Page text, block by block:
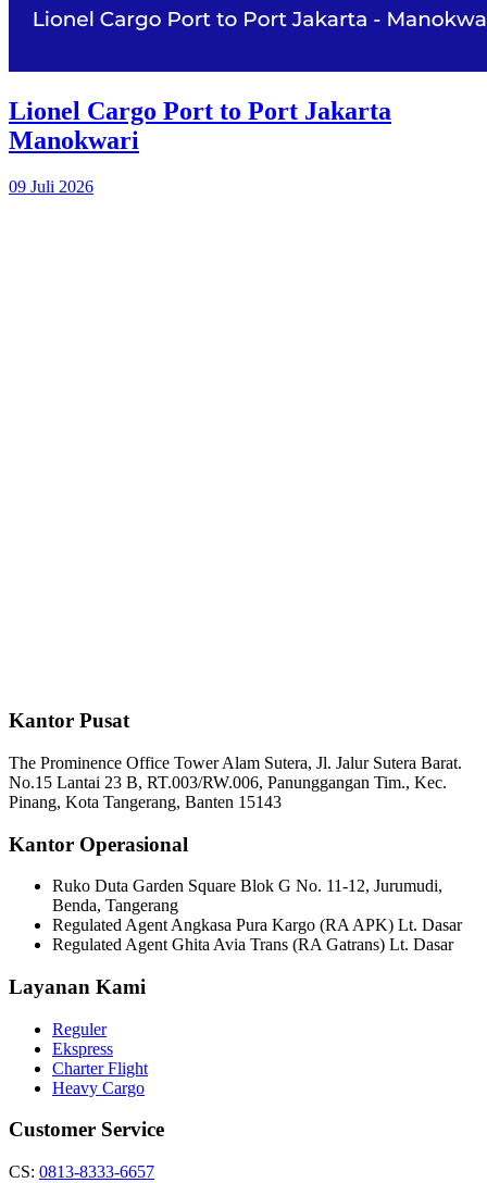
Lionel Cargo Port to Port Jakarta
Manokwari
09 Juli 2026
Kantor Pusat
The Prominence Office Tower Alam Sutera, Jl. Jalur Sutera Barat.
No.15 Lantai 23 B, RT.003/RW.006, Panunggangan Tim., Kec.
Pinang, Kota Tangerang, Banten 15143
Kantor Operasional
Ruko Duta Garden Square Blok G No. 11-12, Jurumudi,
Benda, Tangerang
Regulated Agent Angkasa Pura Kargo (RA APK) Lt. Dasar
Regulated Agent Ghita Avia Trans (RA Gatrans) Lt. Dasar
Layanan Kami
Reguler
Ekspress
Charter Flight
Heavy Cargo
Customer Service
CS: 0813-8333-6657